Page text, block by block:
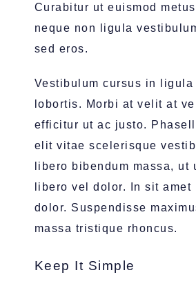
Curabitur ut euismod
neque non ligula
sed eros.
Vestibulum cursus in
lobortis. Morbi at velit at
efficitur ut ac justo.
elit vitae scelerisque
libero bibendum massa, ut
libero vel dolor. In sit amet
dolor. Suspendisse
massa tristique rhoncus.
Keep It Simple